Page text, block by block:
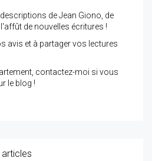
de Jean Giono, de
de nouvelles écritures !
avis et à partager vos lectures
contactez-moi si vous
le blog !